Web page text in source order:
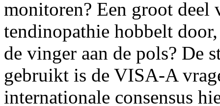
monitoren? Een groot deel
tendinopathie hobbelt
de vinger aan de pols? De
gebruikt is de VISA-A
internationale consensus